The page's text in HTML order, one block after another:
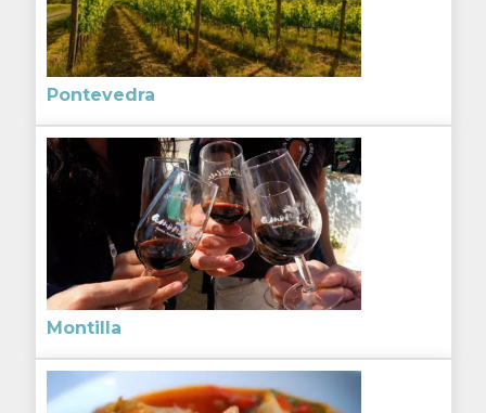
Pontevedra
Montilla